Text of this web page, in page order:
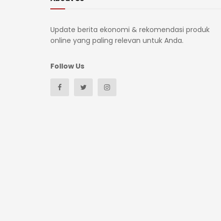
Update berita ekonomi & rekomendasi produk
online yang paling relevan untuk Anda.
Follow Us